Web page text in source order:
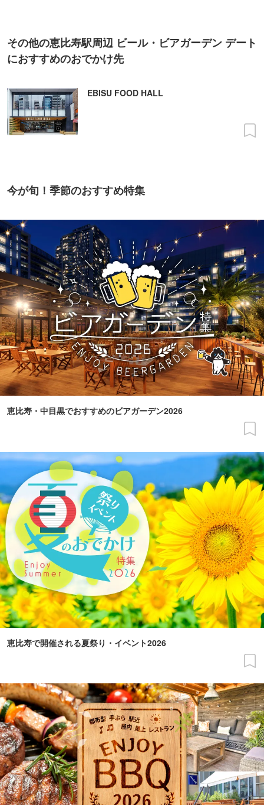
その他の恵比寿駅周辺 ビール・ビアガーデン デート
におすすめのおでかけ先
EBISU FOOD HALL
今が旬！季節のおすすめ特集
恵比寿・中目黒でおすすめのビアガーデン2026
恵比寿で開催される夏祭り・イベント2026